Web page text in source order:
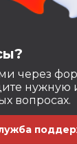
через
вопросах.